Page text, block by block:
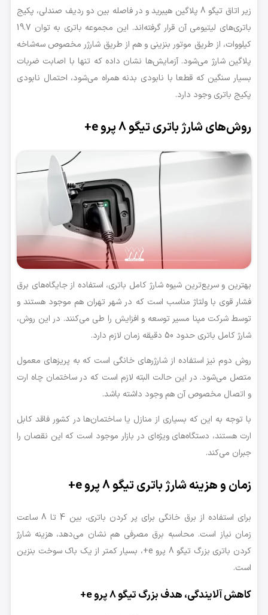
زیر اتاق تیگو 8 پلاگین هیبرید و در فاصله بین دو ردیف صندلی‌، پکیج
باتری‌های لیتیومی آن قرار گرفته‌اند. این مجموعه باتری به توان 19.7
کیلووات، از طریق موتور بنزینی و هم از طریق شارژر مخصوص سه‌شاخه
پلاگین شارژ می‌شود. آزمایش‌ها نشان داده که تنها با اصابت ضربات
بسیار سنگین که قطعا با نابودی بدنه همراه می‌شود، احتمال نابودی
پکیج باتری وجود دارد.
روش‌های شارژ باتری تیگو 8 پرو e+
بهترین و سریع‌ترین شیوه شارژ کامل باتری، استفاده از جایگاه‌های برق
فشار قوی با ولتاژ مناسب است که در شهر تهران هم موجود هستند و
توسط شرکت مپنا مسیر توسعه و افزایش را طی می‌کنند. در این روش،
شارژ کامل باتری حدود 50 دقیقه زمان لازم دارد.
روش دوم نیز استفاده از شارژرهای خانگی است که به پریزهای معمول
متصل می‌شود. در این حالت البته لازم است که در ساختمان چاه ارت
و اتصال مخصوص آن هم وجود داشته باشد.
با توجه به این که بسیاری از منازل یا ساختمان‌ها در کشور فاقد کابل
ارت هستند، دستگاه‌های ویژه‌ای در بازار موجود است که این نقصان را
جبران می‌کند.
زمان و هزینه شارژ باتری تیگو 8 پرو e+
برای استفاده از برق خانگی برای پر کردن باتری، بین 4 تا 8 ساعت
زمان نیاز است. محاسبه برق مصرفی هم نشان می‌دهد، هزینه شارژ
کردن باتری بزرگ تیگو 8 پرو e+، بسیار کمتر از یک باک سوخت بنزین
است.
کاهش آلایندگی، هدف بزرگ تیگو 8 پرو e+